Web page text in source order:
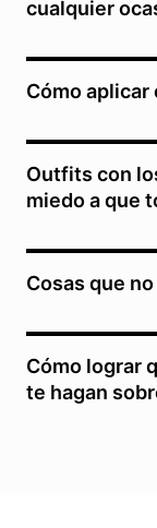
cualquier
Cómo
Outfits con
miedo a que
Cosas que
Cómo lograr
te hagan